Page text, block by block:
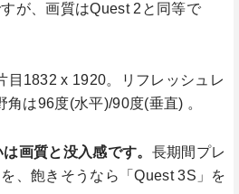
が、画質はQuest 2と同等で
目1832 x 1920。リフレッシュレ
は96度(水平)/90度(垂直) 。
画質と没入感です。 長期間プレ
、飽きそうなら「Quest 3S」を